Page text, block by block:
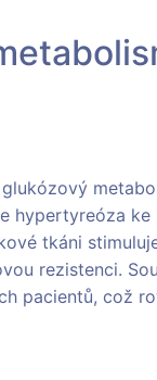
hypertyreóza
tkáni
rezistenci.
pacientů, což